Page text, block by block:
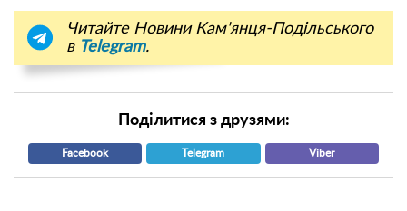
Читайте Новини Кам'янця-Подільського
в Telegram.
Поділитися з друзями:
Facebook Telegram Viber